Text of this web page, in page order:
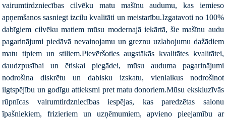
vairumtirdzniecības cilvēku matu mašīnu audumu, kas iemieso
apņemšanos sasniegt izcilu kvalitāti un meistarību.Izgatavoti no 100%
dabīgiem cilvēku matiem mūsu modernajā iekārtā, šie mašīnu audu
pagarinājumi piedāvā nevainojamu un greznu uzlabojumu dažādiem
matu tipiem un stiliem.Pievēršoties augstākās kvalitātes kvalitātei,
daudzpusībai un ētiskai piegādei, mūsu auduma pagarinājumi
nodrošina diskrētu un dabisku izskatu, vienlaikus nodrošinot
ilgtspējību un godīgu attieksmi pret matu donoriem.Mūsu ekskluzīvās
rūpnīcas vairumtirdzniecības iespējas, kas paredzētas salonu
īpašniekiem, frizieriem un uzņēmumiem, apvieno pieejamību ar